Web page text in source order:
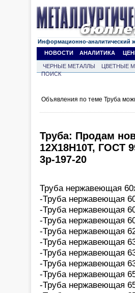
Информационно-аналитический
НОВОСТИ
АНАЛИТИКА
ЧЕРНЫЕ МЕТАЛЛЫ ЦВЕТНЫЕ
ПОИСК
Объявления по теме Труба
Труба: Продам
12Х18Н10Т, ГОСТ
3р-197-20
Труба нержавеющая
-Труба нержавеющая
-Труба нержавеющая
-Труба нержавеющая
-Труба нержавеющая
-Труба нержавеющая
-Труба нержавеющая
-Труба нержавеющая
-Труба нержавеющая
-Труба нержавеющая